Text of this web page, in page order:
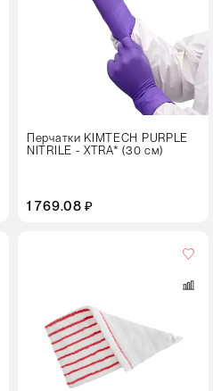
Перчатки KIMTECH PURPLE
NITRILE - XTRA* (30 см)
1 769.08 ₽